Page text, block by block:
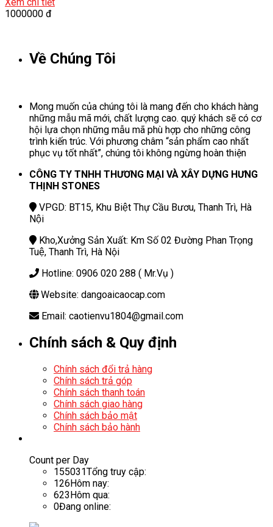
1000000 đ
Về Chúng Tôi
Mong muốn của chúng tôi là mang đến cho khách hàng
những mẫu mã mới, chất lượng cao. quý khách sẽ có cơ
hội lựa chọn những mẫu mã phù hợp cho những công
trình kiến trúc. Với phương châm “sản phẩm cao nhất
phục vụ tốt nhất”, chúng tôi không ngừng hoàn thiện
CÔNG TY TNHH THƯƠNG MẠI VÀ XÂY DỰNG HƯNG
THỊNH STONES
VPGD: BT15, Khu Biệt Thự Cầu Bươu, Thanh Trì, Hà
Nội
Kho,Xưởng Sản Xuất: Km Số 02 Đường Phan Trọng
Tuệ, Thanh Trì, Hà Nội
Hotline: 0906 020 288 ( Mr.Vụ )
Website: dangoaicaocap.com
Email: caotienvu1804@gmail.com
Chính sách & Quy định
Chính sách đổi trả hàng
Chính sách trả góp
Chính sách thanh toán
Chính sách giao hàng
Chính sách bảo mật
Chính sách bảo hành
Count per Day
155031Tổng truy cập:
126Hôm nay:
623Hôm qua:
0Đang online: